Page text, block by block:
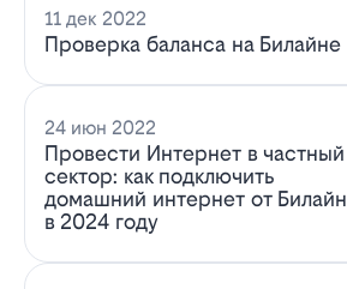
11 дек 2022
Проверка баланса на Билайне
24 июн 2022
Провести Интернет в частный
сектор: как подключить
домашний интернет от Билайн
в 2024 году